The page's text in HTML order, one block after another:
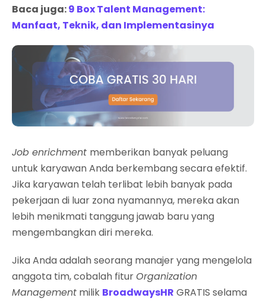
Baca juga:9 Box Talent Management:
Manfaat, Teknik, dan Implementasinya
Job enrichment memberikan banyak peluang
untuk karyawan Anda berkembang secara efektif.
Jika karyawan telah terlibat lebih banyak pada
pekerjaan di luar zona nyamannya, mereka akan
lebih menikmati tanggung jawab baru yang
mengembangkan diri mereka.
Jika Anda adalah seorang manajer yang mengelola
anggota tim, cobalah fiturOrganization
Management milik BroadwaysHR GRATIS selama